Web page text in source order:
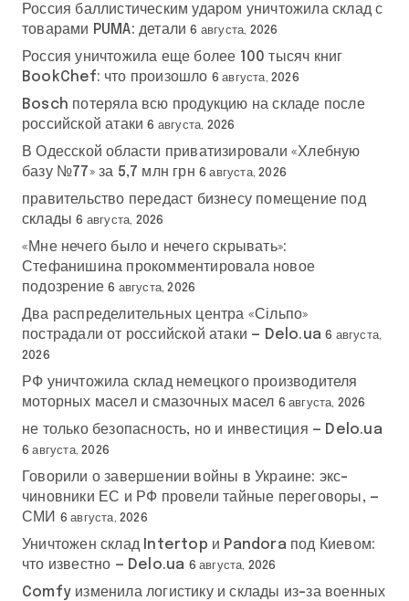
Россия баллистическим ударом уничтожила склад с
товарами PUMA: детали 6 августа, 2026
Россия уничтожила еще более 100 тысяч книг
BookChef: что произошло 6 августа, 2026
Bosch потеряла всю продукцию на складе после
российской атаки 6 августа, 2026
В Одесской области приватизировали «Хлебную
базу №77» за 5,7 млн грн 6 августа, 2026
правительство передаст бизнесу помещение под
склады 6 августа, 2026
«Мне нечего было и нечего скрывать»:
Стефанишина прокомментировала новое
подозрение 6 августа, 2026
Два распределительных центра «Сільпо»
пострадали от российской атаки — Delo.ua 6 августа,
2026
РФ уничтожила склад немецкого производителя
моторных масел и смазочных масел 6 августа, 2026
не только безопасность, но и инвестиция — Delo.ua
6 августа, 2026
Говорили о завершении войны в Украине: экс-
чиновники ЕС и РФ провели тайные переговоры, —
СМИ
6 августа, 2026
Уничтожен склад Intertop и Pandora под Киевом:
что известно — Delo.ua 6 августа, 2026
Comfy изменила логистику и склады из-за военных